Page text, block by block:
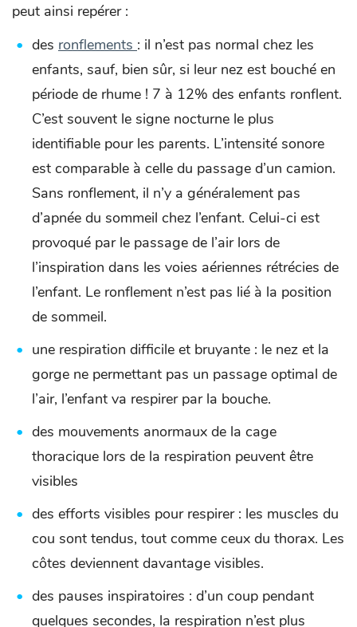
peut ainsi repérer :
des ronflements : il n’est pas normal chez les
enfants, sauf, bien sûr, si leur nez est bouché en
période de rhume ! 7 à 12% des enfants ronflent.
C’est souvent le signe nocturne le plus
identifiable pour les parents. L’intensité sonore
est comparable à celle du passage d’un camion.
Sans ronflement, il n’y a généralement pas
d’apnée du sommeil chez l’enfant. Celui-ci est
provoqué par le passage de l’air lors de
l’inspiration dans les voies aériennes rétrécies de
l’enfant. Le ronflement n’est pas lié à la position
de sommeil.
une respiration difficile et bruyante : le nez et la
gorge ne permettant pas un passage optimal de
l’air, l’enfant va respirer par la bouche.
des mouvements anormaux de la cage
thoracique lors de la respiration peuvent être
visibles
des efforts visibles pour respirer : les muscles du
cou sont tendus, tout comme ceux du thorax. Les
côtes deviennent davantage visibles.
des pauses inspiratoires : d’un coup pendant
quelques secondes, la respiration n’est plus